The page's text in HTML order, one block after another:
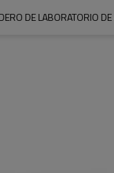
DE LABORATORIO